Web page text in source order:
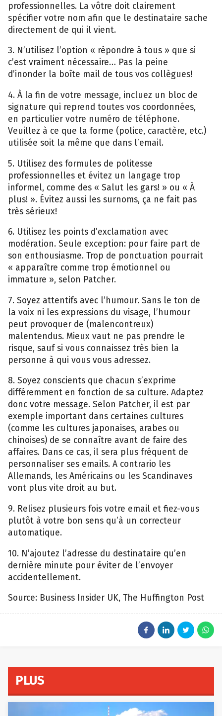
professionnelles. La vôtre doit clairement
spécifier votre nom afin que le destinataire sache
directement de qui il vient.
3. N’utilisez l’option « répondre à tous » que si
c’est vraiment nécessaire… Pas la peine
d’inonder la boîte mail de tous vos collègues!
4. À la fin de votre message, incluez un bloc de
signature qui reprend toutes vos coordonnées,
en particulier votre numéro de téléphone.
Veuillez à ce que la forme (police, caractère, etc.)
utilisée soit la même que dans l’email.
5. Utilisez des formules de politesse
professionnelles et évitez un langage trop
informel, comme des « Salut les gars! » ou « À
plus! ». Évitez aussi les surnoms, ça ne fait pas
très sérieux!
6. Utilisez les points d’exclamation avec
modération. Seule exception: pour faire part de
son enthousiasme. Trop de ponctuation pourrait
« apparaître comme trop émotionnel ou
immature », selon Patcher.
7. Soyez attentifs avec l’humour. Sans le ton de
la voix ni les expressions du visage, l’humour
peut provoquer de (malencontreux)
malentendus. Mieux vaut ne pas prendre le
risque, sauf si vous connaissez très bien la
personne à qui vous vous adressez.
8. Soyez conscients que chacun s’exprime
différemment en fonction de sa culture. Adaptez
donc votre message. Selon Patcher, il est par
exemple important dans certaines cultures
(comme les cultures japonaises, arabes ou
chinoises) de se connaître avant de faire des
affaires. Dans ce cas, il sera plus fréquent de
personnaliser ses emails. A contrario les
Allemands, les Américains ou les Scandinaves
vont plus vite droit au but.
9. Relisez plusieurs fois votre email et fiez-vous
plutôt à votre bon sens qu’à un correcteur
automatique.
10. N’ajoutez l’adresse du destinataire qu’en
dernière minute pour éviter de l’envoyer
accidentellement.
Source: Business Insider UK, The Huffington Post
PLUS